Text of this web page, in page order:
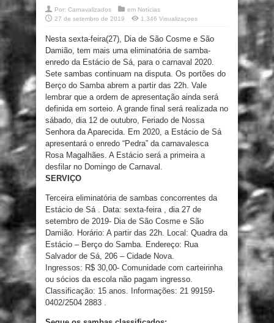
Por: Carnavalizados em Notícias
27 de setembro de 2019
1,346 Visualizaçoes
Nesta sexta-feira(27), Dia de São Cosme e São
Damião, tem mais uma eliminatória de samba-
enredo da Estácio de Sá, para o carnaval 2020.
Sete sambas continuam na disputa. Os portões do
Berço do Samba abrem a partir das 22h. Vale
lembrar que a ordem de apresentação ainda será
definida em sorteio. A grande final será realizada no
sábado, dia 12 de outubro, Feriado de Nossa
Senhora da Aparecida. Em 2020, a Estácio de Sá
apresentará o enredo “Pedra” da carnavalesca
Rosa Magalhães. A Estácio será a primeira a
desfilar no Domingo de Carnaval.
SERVIÇO
Terceira eliminatória de sambas concorrentes da
Estácio de Sá . Data: sexta-feira , dia 27 de
setembro de 2019- Dia de São Cosme e São
Damião. Horário: A partir das 22h. Local: Quadra da
Estácio – Berço do Samba. Endereço: Rua
Salvador de Sá, 206 – Cidade Nova.
Ingressos: R$ 30,00- Comunidade com carteirinha
ou sócios da escola não pagam ingresso.
Classificação: 15 anos. Informações: 21 99159-
0402/2504 2883 .